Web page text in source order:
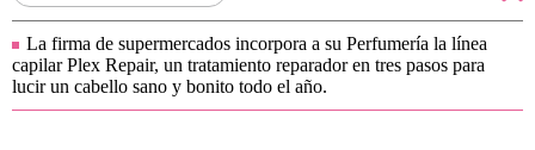
La firma de supermercados incorpora a su Perfumería la línea
capilar Plex Repair, un tratamiento reparador en tres pasos para
lucir un cabello sano y bonito todo el año.